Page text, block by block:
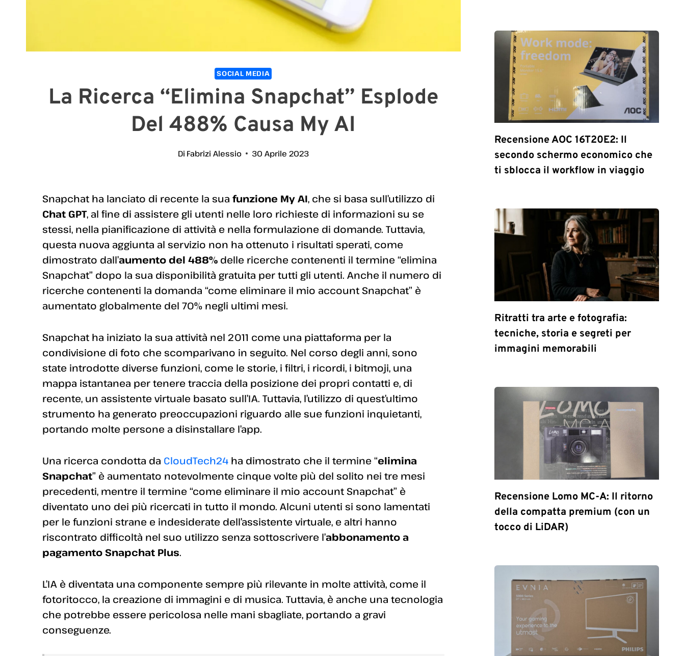
SOCIAL MEDIA
La Ricerca “Elimina Snapchat” Esplode
Del 488% Causa My AI
Di Fabrizi Alessio 30 Aprile 2023
Snapchat ha lanciato di recente la sua funzione My AI, che si basa sull’utilizzo di
Chat GPT, al fine di assistere gli utenti nelle loro richieste di informazioni su se
stessi, nella pianificazione di attività e nella formulazione di domande. Tuttavia,
questa nuova aggiunta al servizio non ha ottenuto i risultati sperati, come
dimostrato dall’aumento del 488% delle ricerche contenenti il termine “elimina
Snapchat” dopo la sua disponibilità gratuita per tutti gli utenti. Anche il numero di
ricerche contenenti la domanda “come eliminare il mio account Snapchat” è
aumentato globalmente del 70% negli ultimi mesi.
Snapchat ha iniziato la sua attività nel 2011 come una piattaforma per la
condivisione di foto che scomparivano in seguito. Nel corso degli anni, sono
state introdotte diverse funzioni, come le storie, i filtri, i ricordi, i bitmoji, una
mappa istantanea per tenere traccia della posizione dei propri contatti e, di
recente, un assistente virtuale basato sull’IA. Tuttavia, l’utilizzo di quest’ultimo
strumento ha generato preoccupazioni riguardo alle sue funzioni inquietanti,
portando molte persone a disinstallare l’app.
Una ricerca condotta da CloudTech24 ha dimostrato che il termine “elimina
Snapchat” è aumentato notevolmente cinque volte più del solito nei tre mesi
precedenti, mentre il termine “come eliminare il mio account Snapchat” è
diventato uno dei più ricercati in tutto il mondo. Alcuni utenti si sono lamentati
per le funzioni strane e indesiderate dell’assistente virtuale, e altri hanno
riscontrato difficoltà nel suo utilizzo senza sottoscrivere l’abbonamento a
pagamento Snapchat Plus.
L’IA è diventata una componente sempre più rilevante in molte attività, come il
fotoritocco, la creazione di immagini e di musica. Tuttavia, è anche una tecnologia
che potrebbe essere pericolosa nelle mani sbagliate, portando a gravi
conseguenze.
Recensione AOC 16T20E2: Il
secondo schermo economico che
ti sblocca il workflow in viaggio
Ritratti tra arte e fotografia:
tecniche, storia e segreti per
immagini memorabili
Recensione Lomo MC-A: Il ritorno
della compatta premium (con un
tocco di LiDAR)